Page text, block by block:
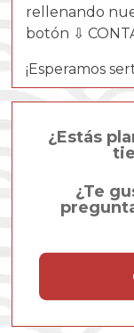
rellenando
botón ⇩
¡Esperamos
¿Estás
¿Te